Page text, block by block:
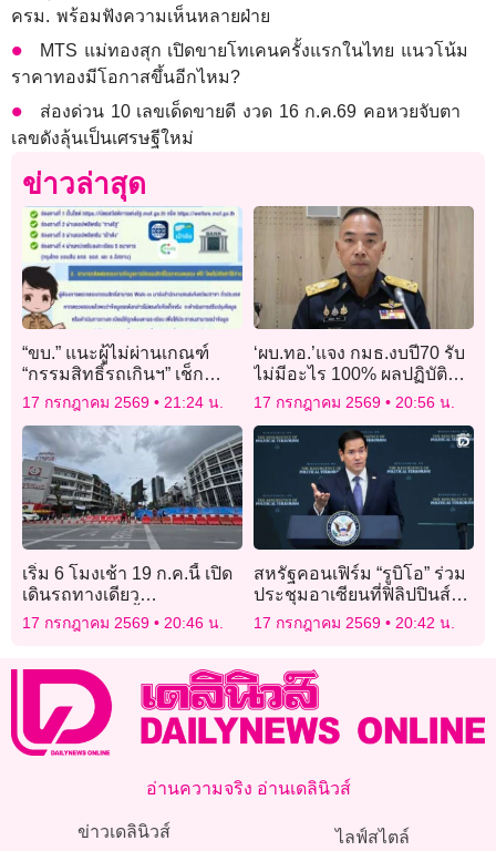
ครม. พร้อมฟังความเห็นหลายฝ่าย
MTS แม่ทองสุก เปิดขายโทเคนครั้งแรกในไทย แนวโน้ม
ราคาทองมีโอกาสขึ้นอีกไหม?
ส่องด่วน 10 เลขเด็ดขายดี งวด 16 ก.ค.69 คอหวยจับตา
เลขดังลุ้นเป็นเศรษฐีใหม่
ข่าวล่าสุด
“ขบ.” แนะผู้ไม่ผ่านเกณฑ์
“กรรมสิทธิ์รถเกินฯ” เช็ก
ข้อมูลทางทะเบียนกับขนส่ง
ทั่วประเทศ ฟรี!
17 กรกฎาคม 2569 21:24 น.
‘ผบ.ทอ.’แจง กมธ.งบปี70 รับ
ไม่มีอะไร 100% ผลปฏิบัติ
การเหตุปะทะ ไทย-กัมพูชา
17 กรกฎาคม 2569 20:56 น.
เริ่ม 6 โมงเช้า 19 ก.ค.นี้ เปิด
เดินรถทางเดียว
ถ.ประชาธิปก ตั้งแต่ “วงเวียน
ใหญ่-แยกบ้านแขก”
17 กรกฎาคม 2569 20:46 น.
สหรัฐคอนเฟิร์ม “รูบิโอ” ร่วม
ประชุมอาเซียนที่ฟิลิปปินส์
พร้อมพบหารือคู่เจรจา
17 กรกฎาคม 2569 20:42 น.
อ่านความจริง อ่านเดลินิวส์
ข่าวเดลินิวส์ ไลฟ์สไตล์